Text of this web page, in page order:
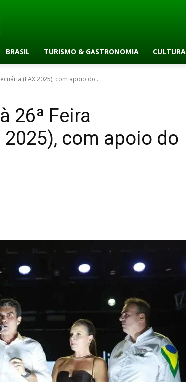
BRASIL TURISMO & GASTRONOMIA CULTURA
(FAX 2025), com apoio do...
26ª Feira
com apoio do